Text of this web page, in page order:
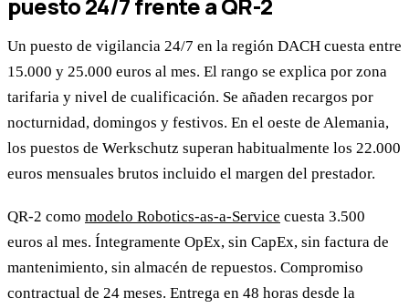
puesto 24/7 frente a QR-2
Un puesto de vigilancia 24/7 en la región DACH cuesta entre
15.000 y 25.000 euros al mes. El rango se explica por zona
tarifaria y nivel de cualificación. Se añaden recargos por
nocturnidad, domingos y festivos. En el oeste de Alemania,
los puestos de Werkschutz superan habitualmente los 22.000
euros mensuales brutos incluido el margen del prestador.
QR-2 como modelo Robotics-as-a-Service cuesta 3.500
euros al mes. Íntegramente OpEx, sin CapEx, sin factura de
mantenimiento, sin almacén de repuestos. Compromiso
contractual de 24 meses. Entrega en 48 horas desde la